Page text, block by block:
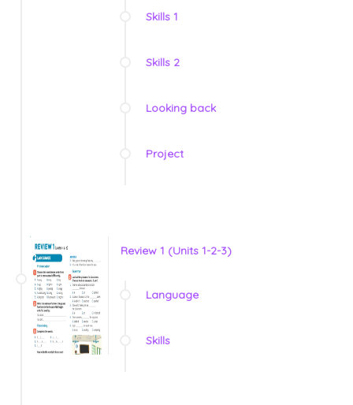
Skills 1
Skills 2
Looking back
Project
Review 1 (Units 1-2-3)
Language
Skills